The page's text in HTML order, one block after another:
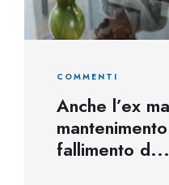
COMMENTI
Anche l’ex
fallimento d...